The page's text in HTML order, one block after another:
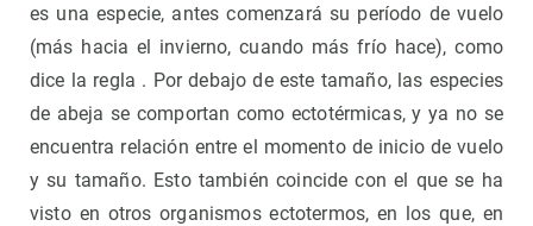
es una especie, antes comenzará su período de vuelo
(más hacia el invierno, cuando más frío hace), como
dice la regla . Por debajo de este tamaño, las especies
de abeja se comportan como ectotérmicas, y ya no se
encuentra relación entre el momento de inicio de vuelo
y su tamaño. Esto también coincide con el que se ha
visto en otros organismos ectotermos, en los que, en